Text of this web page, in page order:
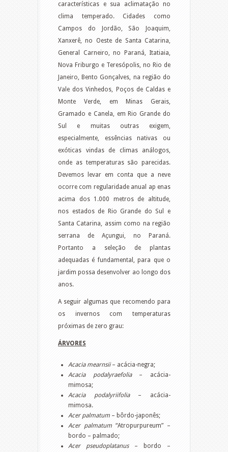
características e sua aclimatação no
clima temperado. Cidades como
Campos do Jordão, São Joaquim,
Xanxerê, no Oeste de Santa Catarina,
General Carneiro, no Paraná, Itatiaia,
Nova Friburgo e Teresópolis, no Rio de
Janeiro, Bento Gonçalves, na região do
Vale dos Vinhedos, Poços de Caldas e
Monte Verde, em Minas Gerais,
Gramado e Canela, em Rio Grande do
Sul e muitas outras exigem,
especialmente, essências nativas ou
exóticas vindas de climas análogos,
onde as temperaturas são parecidas.
Devemos levar em conta que a neve
ocorre com regularidade anual ap enas
acima dos 1.000 metros de altitude,
nos estados de Rio Grande do Sul e
Santa Catarina, assim como na região
serrana de Açungui, no Paraná.
Portanto a seleção de plantas
adequadas é fundamental, para que o
jardim possa desenvolver ao longo dos
anos.
A seguir algumas que recomendo para
os invernos com temperaturas
próximas de zero grau:
ÁRVORES
Acacia mearnsii– acácia-negra;
Acacia podalyraefolia– acácia-
mimosa;
Acacia podalyriifolia– acácia-
mimosa.
Acer palmatum – bôrdo-japonês;
Acer palmatum “Atropurpureum” –
bordo – palmado;
Acer pseudoplatanus– bordo –